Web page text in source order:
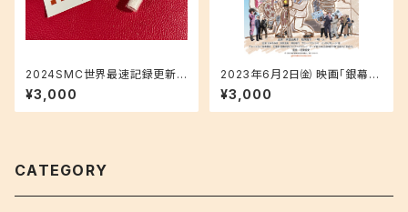
2024SMC世界最速記録更新サ
ポートプラン・ステッカー＆ボン
ネビルソルトコース
¥3,000
2023年6月2日㈮ 映画「銀幕の
詩」東京プレミア上映会チケット
(一般）
¥3,000
CATEGORY